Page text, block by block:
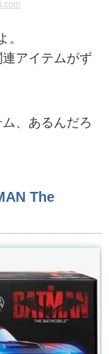
。
アイテムがず
、あるんだろ
The